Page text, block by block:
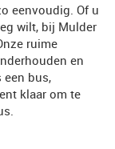
eenvoudig. Of u
wilt, bij Mulder
ruime
en
bus,
klaar om te